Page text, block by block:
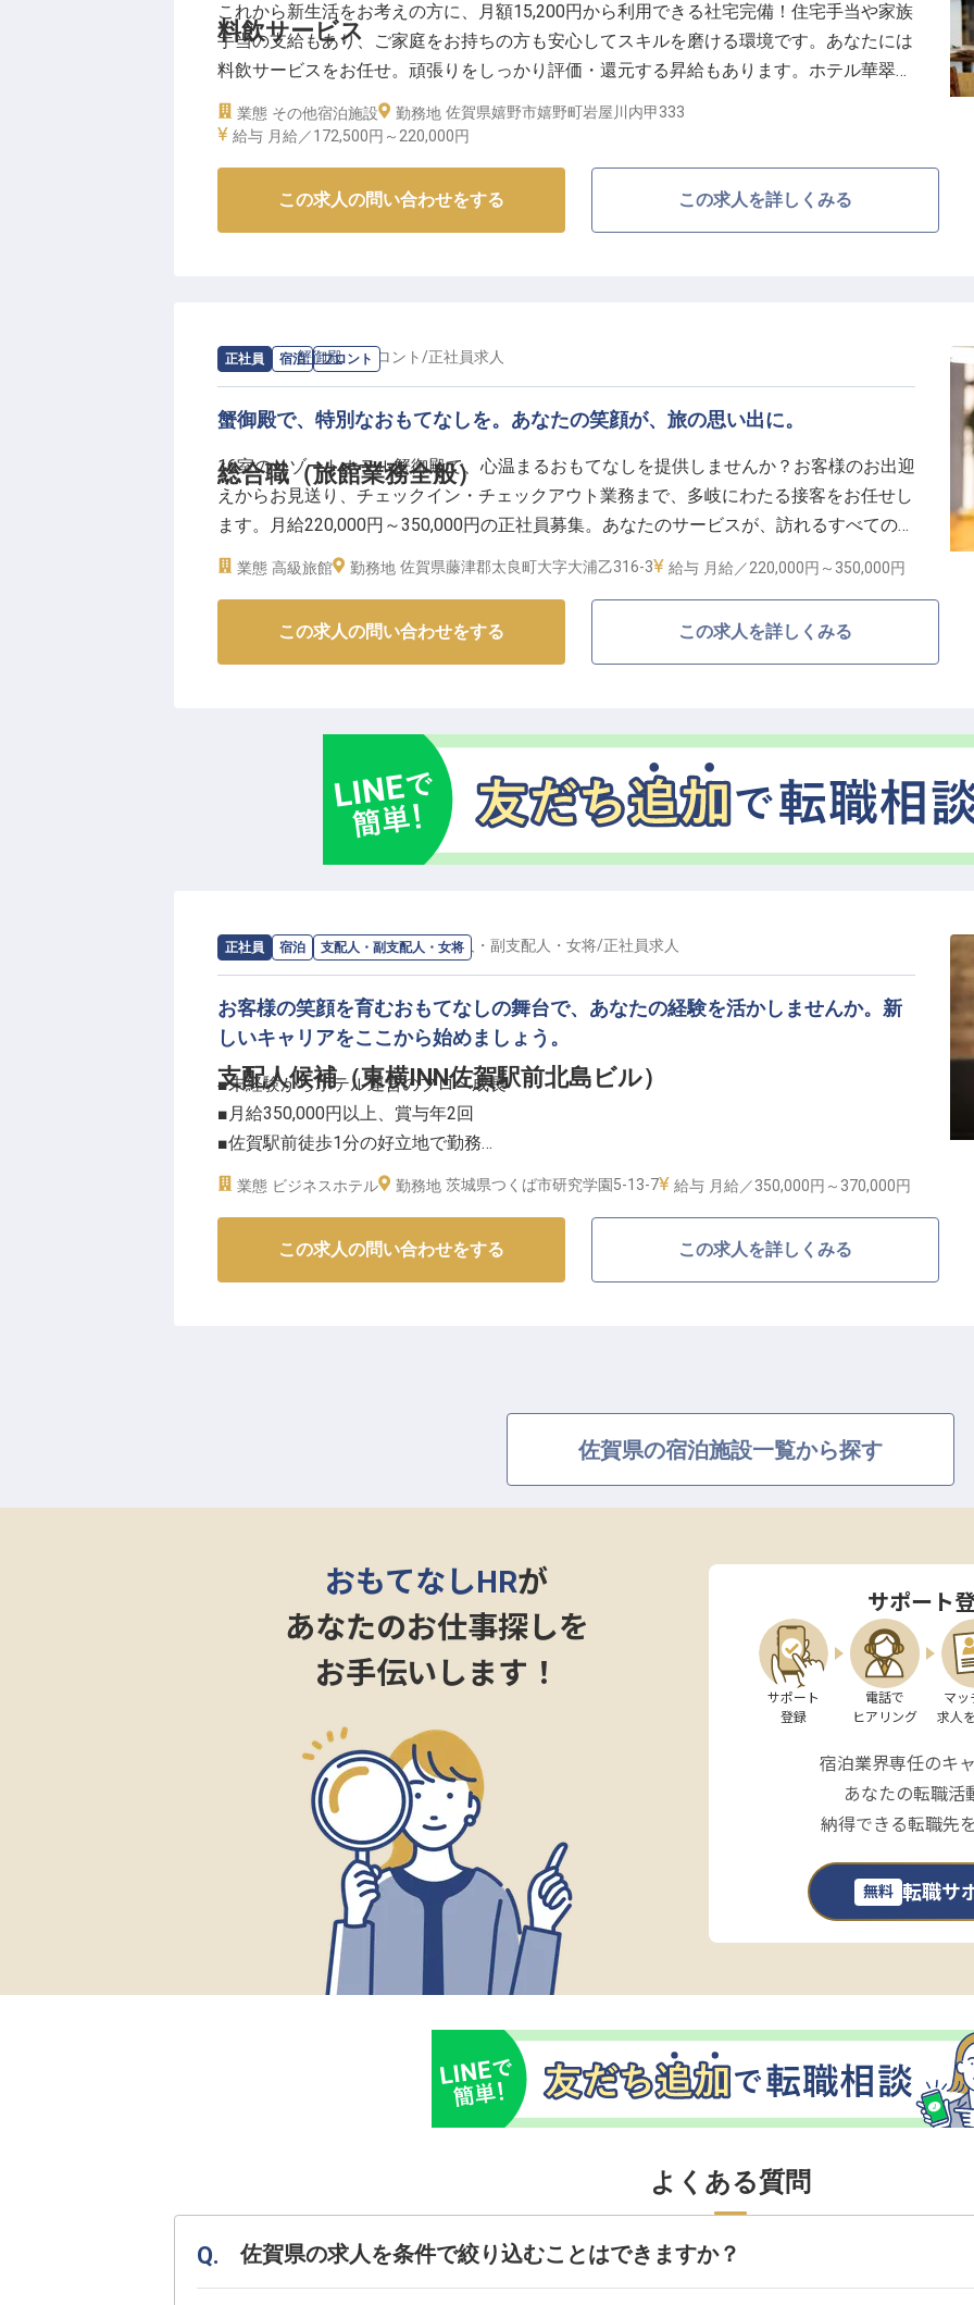
料飲サービス
これから新生活をお考えの方に、月額15,200円から利用できる社宅完備！住宅手当や家族
手当の支給もあり、ご家庭をお持ちの方も安心してスキルを磨ける環境です。あなたには
料飲サービスをお任せ。頑張りをしっかり評価・還元する昇給もあります。ホテル華翠苑
は全62室。キッズスペースや子どもグッズ、移動距離が短くバリアフリーの館内など世代
を問わず滞在を楽しめるサービスを提供しています。ご応募お待ちしています！※この求
業態 その他宿泊施設 勤務地 佐賀県嬉野市嬉野町岩屋川内甲333
給与 月給／172,500円～ 220,000円
この求人の問い合わせをする この求人を詳しくみる
正社員 宿泊 フロント
総合職（旅館業務全般）
求人情報：蟹御殿 の フロント /正社員求人
蟹御殿で、特別なおもてなしを。あなたの笑顔が、旅の思い出に。
16室のリゾートホテル蟹御殿で、心温まるおもてなしを提供しませんか？お客様のお出迎
えからお見送り、チェックイン・チェックアウト業務まで、多岐にわたる接客をお任せし
ます。月給220,000円～350,000円の正社員募集。あなたのサービスが、訪れるすべてのゲ
ストに素晴らしい思い出を届けます。心地よい空間で働きたい方、ぜひご応募ください。
業態 高級旅館 勤務地 佐賀県藤津郡太良町大字大浦乙316-3 給与 月給／220,000円～ 350,000円
この求人の問い合わせをする この求人を詳しくみる
正社員 宿泊 支配人・副支配人・女将
支配人候補（東横INN佐賀駅前北島ビル）
求人情報：東横INN佐賀駅前 の 支配人・副支配人・女将/正社員求人
お客様の笑顔を育むおもてなしの舞台で、あなたの経験を活かしませんか。新
しいキャリアをここから始めましょう。
■未経験からホテル運営のプロへ成長
■月給350,000円以上、賞与年2回
■佐賀駅前徒歩1分の好立地で勤務
■充実の福利厚生で長く安心して働ける
佐賀駅前という便利な立地で、お客様に安らぎと快適な時間を提供するホテルです。私た
ちは、旅の疲れを癒やし、明日への活力を育む空間づくりを大切にしています。
ーー【未経験から描く、支配人としてのキャリアパス】
業界未経験の方も安心してスタートできる環境が整っています。支配人候補として、スタ
350,000円以上、年2回の賞与に加え、社会保険完備や資格手当など、充実した福利厚生も
魅力です。週休2日制でプライベートも大切にしながら、将来を見据えたキャリアを築き
ませんか。あなたの成長を会社全体で応援します。
※2025年12月11日時点の情報です
業態 ビジネスホテル 勤務地 茨城県つくば市研究学園5-13-7 給与 月給／350,000円～ 370,000円
この求人の問い合わせをする この求人を詳しくみる
佐賀県の宿泊施設一覧から探す
おもてなしHRが
あなたのお仕事探しを
お手伝いします！
サポート
サポート
登録
電話で
ヒアリング
マッ
求人
宿泊業界専任のキ
あなたの転職活
納得できる転職先
無料 転職サ
よくある質問
佐賀県の求人を条件で絞り込むことはできますか？